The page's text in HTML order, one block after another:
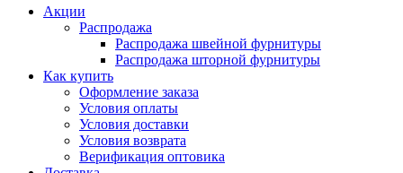
Акции
Распродажа
Распродажа швейной фурнитуры
Распродажа шторной фурнитуры
Как купить
Оформление заказа
Условия оплаты
Условия доставки
Условия возврата
Верификация оптовика